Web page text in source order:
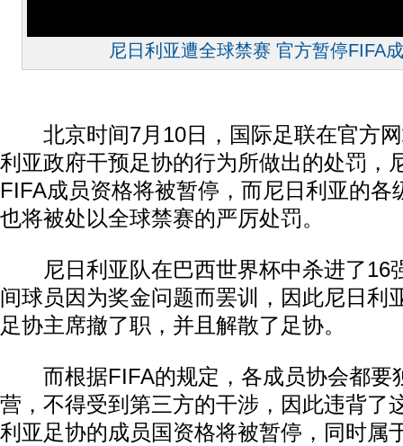
尼日利亚遭全球禁赛 官方暂停FIFA
北京时间7月10日，国际足联在官方网
利亚政府干预足协的行为所做出的处罚，
FIFA成员资格将被暂停，而尼日利亚的各
也将被处以全球禁赛的严厉处罚。
尼日利亚队在巴西世界杯中杀进了16
间球员因为奖金问题而罢训，因此尼日利
足协主席撤了职，并且解散了足协。
而根据FIFA的规定，各成员协会都要
营，不得受到第三方的干涉，因此违背了
利亚足协的成员国资格将被暂停，同时属